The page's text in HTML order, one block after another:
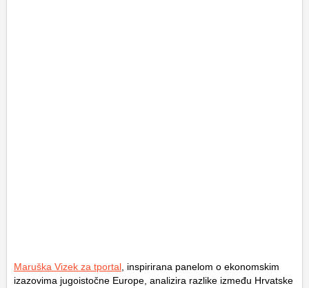
Maruška Vizek za tportal, inspirirana panelom o ekonomskim
izazovima jugoistočne Europe, analizira razlike između Hrvatske